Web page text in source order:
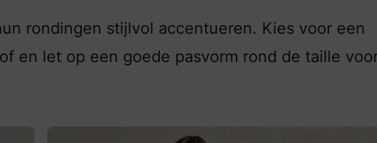
rondingen stijlvol accentueren. Kies voor een
en let op een goede pasvorm rond de taille